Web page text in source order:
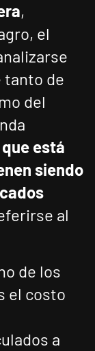
,
el
tanto de
del
está
siendo
al
de los
el costo
a